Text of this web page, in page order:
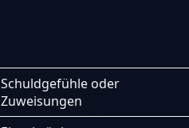
Schuldgefühle oder
Zuweisungen